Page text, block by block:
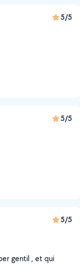
5/5
5/5
5/5
gentil , et qui